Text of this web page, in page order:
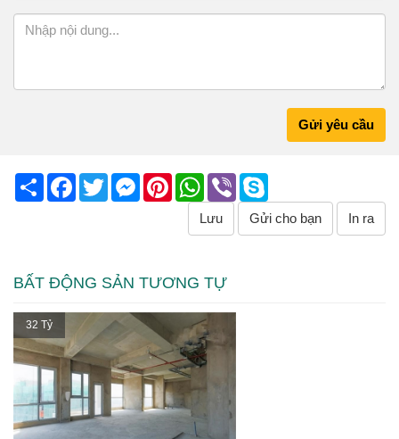
Gửi yêu cầu
Share Facebook
TwitterMessenger
PinterestWhatsApp
Viber
Lưu Gửi cho bạn In ra
BẤT ĐỘNG SẢN TƯƠNG TỰ
32 Tỷ